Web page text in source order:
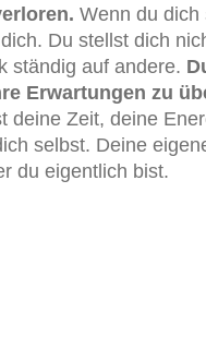
Wenn du dich
Du stellst dich
ständig auf andere.
Erwartungen zu
deine Zeit, deine
selbst. Deine
du eigentlich bist.